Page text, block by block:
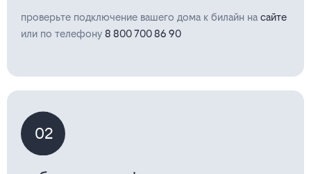
проверьте подключение вашего дома к билайн на сайте
или по телефону 8 800 700 86 90
02